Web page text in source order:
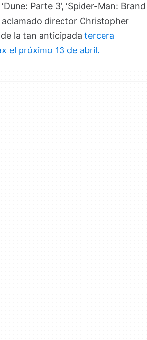
Parte 3’, ‘Spider-Man: Brand
aclamado director Christopher
la tan anticipada tercera
el próximo 13 de abril.